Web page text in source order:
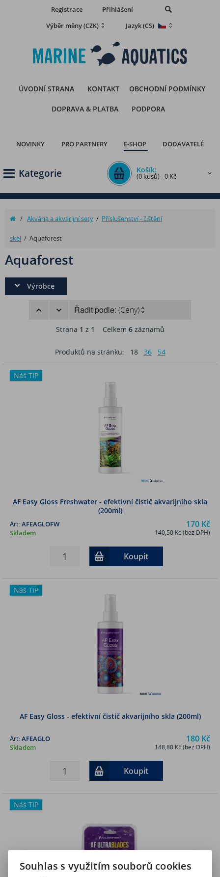
Registrace
Přihlášení
Výběr měny(CZK) Jazyk(CS)
ÚVODNÍ STRANA KONTAKT OBCHODNÍ PODMÍNKY
DOPRAVA & PLATBA PODPORA
NOVINKY PRO PARTNERY E-SHOP DODAVATELÉ
Kategorie Košík:
(0 kusů) - 0 Kč
/ Akvária a akvarijní sety / Příslušenství - čištění
skel / Aquaforest
Aquaforest
Výrobce
Řadit podle: (Ceny)
Strana 1 z 1 Celkem 6záznamů
Produktů na stránku: 18 36 54
Náš TIP
AF Easy Gloss Freshwater - efektivní čistič akvarijního skla
(200ml)
170 Kč
140,50 Kč (bez DPH)
Art:AFEAGLOFW
Skladem
Koupit
Náš TIP
AF Easy Gloss - efektivní čistič akvarijního skla (200ml)
180 Kč
148,80 Kč (bez DPH)
Art:AFEAGLO
Skladem
Koupit
Náš TIP
Souhlas s využitím souborů cookies